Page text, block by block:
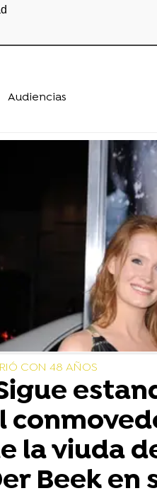
Audiencias
CON 48 AÑOS
la viuda
Beek en